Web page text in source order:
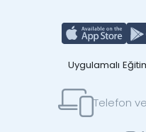
Uygulamalı
Telefon